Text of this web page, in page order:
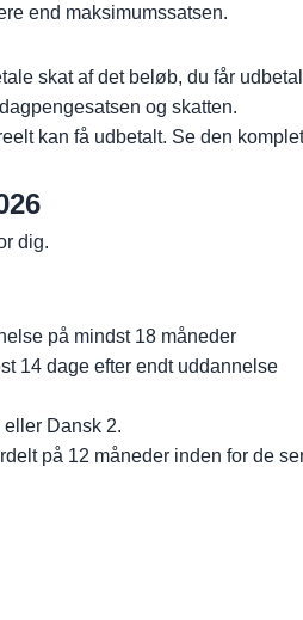
end maksimumssatsen.
skat af det beløb, du får
og skatten.
kan få udbetalt. Se den
dig.
på mindst 18 måneder
14 dage efter endt uddannelse
Dansk 2.
på 12 måneder inden for de